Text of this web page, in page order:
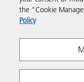
Un
the "Cookie
Policy